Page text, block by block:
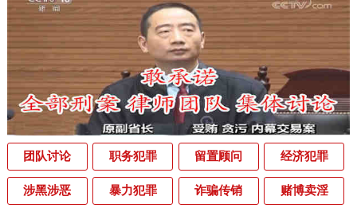
智豪文化 自首立功 首席律师致辞 智豪视野
刑罚种类 刑事法规 犯罪释义 刑事知识
法律援助 刑事资讯 刑事文书 案件动态
辩护词集 常见问题 办理中的案件 业务范围
为什么选择智豪 办案机关 中国法律讲堂 辨别伪专业
罪名解析库 网站地图
团队讨论 职务犯罪 留置顾问 经济犯罪
涉黑涉恶 暴力犯罪 诈骗传销 赌博卖淫